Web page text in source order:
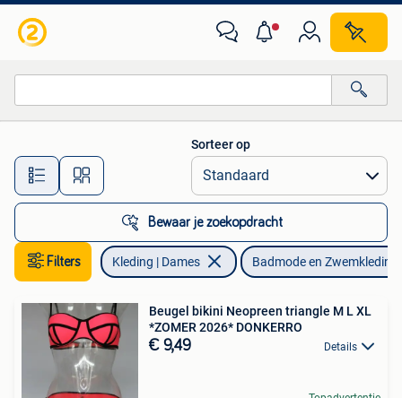
Alle afstanden…
Sorteer op
Bewaar je zoekopdracht
Filters Kleding | Dames Badmode en Zwemkleding
Beugel bikini Neopreen triangle M L XL
*ZOMER 2026* DONKERRO
€ 9,49 Details